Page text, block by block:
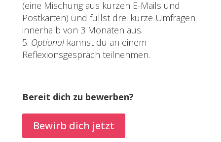
(eine Mischung aus kurzen E-Mails und
Postkarten) und füllst drei kurze Umfragen
innerhalb von 3 Monaten aus.
Optionalkannst du an einem
Reflexionsgespräch teilnehmen.
Bereit dich zu bewerben?
Bewirb dich jetzt